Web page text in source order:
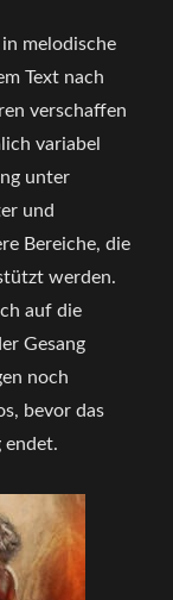
melodische
Text nach
verschaffen
variabel
unter
und
Bereiche, die
werden.
auf die
Gesang
noch
bevor das
endet.